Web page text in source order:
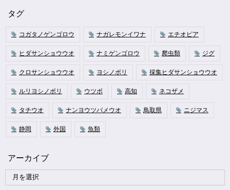
タグ
コガタノゲンゴロウ ナガレモンイワナ エチオピア
ヒダサンショウウオ ナミゲンゴロウ 爬虫類 ジグ
クロサンショウウオ ヨシノボリ 採集ヒダサンショウウオ
ルリヨシノボリ ウツボ 高知 ネコザメ
タチウオ ナンヨウツバメウオ 鳥取県 ニジマス
静岡 外国 魚類
アーカイブ